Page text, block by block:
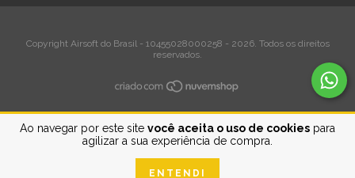
Ao navegar por este site você aceita o uso de cookies para
agilizar a sua experiência de compra.
ENTENDI
Copyright Airsoft do Brasil - 10455028000258 - 2026. Todos os direitos
reservados.